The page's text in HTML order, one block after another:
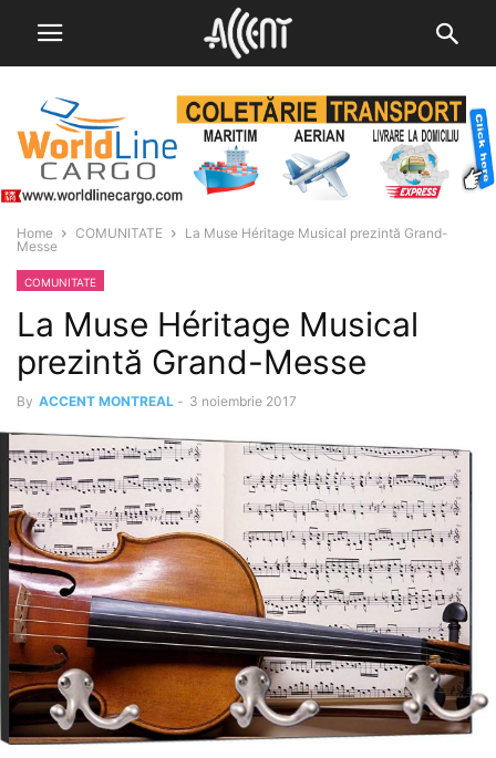
Home COMUNITATE
La Muse Héritage Musical prezintă Grand-
Messe
COMUNITATE
La Muse Héritage Musical
prezintă Grand-Messe
By ACCENT MONTREAL - 3 noiembrie 2017